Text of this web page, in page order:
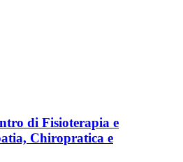
di Fisioterapia e
Chiropratica e